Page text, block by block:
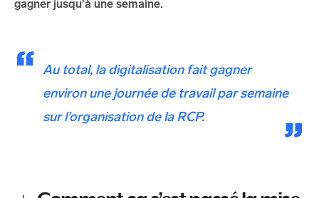
gagner jusqu’à une semaine.
Au total, la digitalisation fait gagner
environ une journée de travail par semaine
sur l’organisation de la RCP.